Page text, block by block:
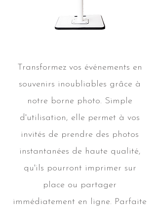
Transformez vos événements en
souvenirs inoubliables grâce à
notre borne photo. Simple
d'utilisation, elle permet à vos
invités de prendre des photos
instantanées de haute qualité,
qu'ils pourront imprimer sur
place ou partager
immédiatement en ligne. Parfaite